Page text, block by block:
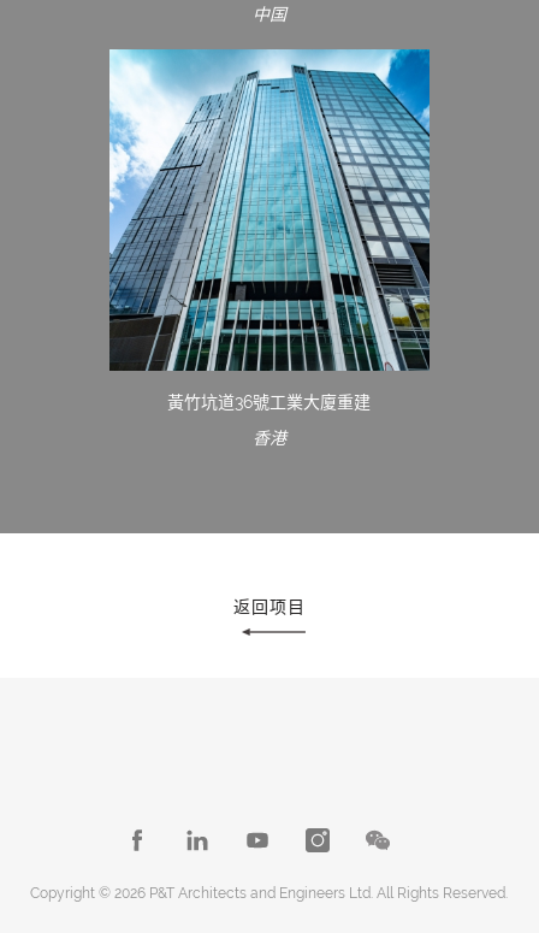
中国
黃竹坑道36號工業大廈重建
香港
返回项目
Copyright © 2026 P&T Architects and Engineers Ltd. All Rights Reserved.